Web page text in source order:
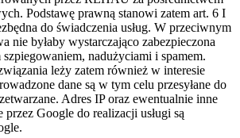
Podstawę prawną stanowi zatem art. 6 I
do świadczenia usług. W przeciwnym
nie byłaby wystarczająco zabezpieczona
nadużyciami i spamem.
leży zatem również w interesie
dane są w tym celu przesyłane do
Adres IP oraz ewentualnie inne
Google do realizacji usługi są